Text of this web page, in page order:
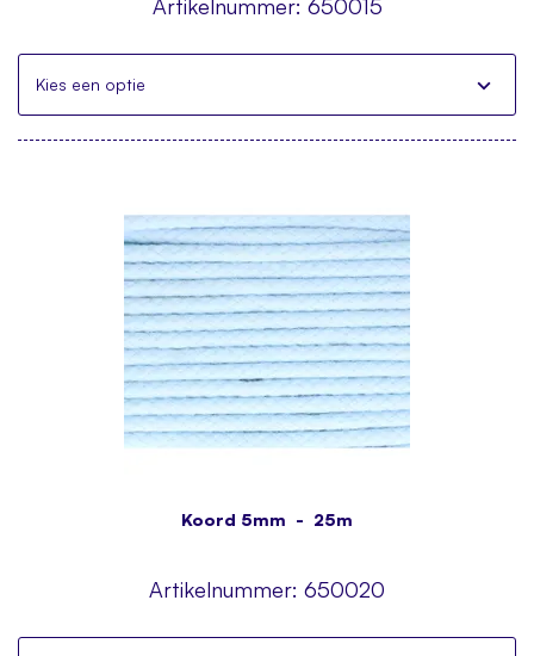
Artikelnummer: 650015
Kies een optie
Koord 5mm - 25m
Artikelnummer: 650020